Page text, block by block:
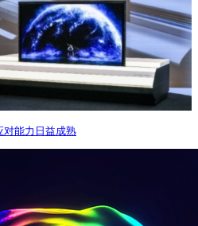
对能力日益成熟